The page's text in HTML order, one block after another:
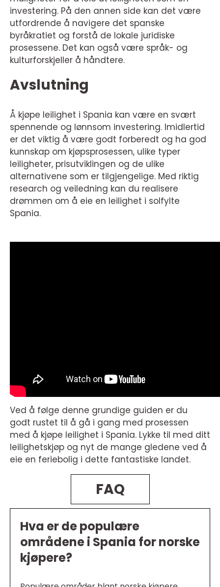
investering. På den annen side kan det være
utfordrende å navigere det spanske
byråkratiet og forstå de lokale juridiske
prosessene. Det kan også være språk- og
kulturforskjeller å håndtere.
Avslutning
Å kjøpe leilighet i Spania kan være en svært
spennende og lønnsom investering. Imidlertid
er det viktig å være godt forberedt og ha god
kunnskap om kjøpsprosessen, ulike typer
leiligheter, prisutviklingen og de ulike
alternativene som er tilgjengelige. Med riktig
research og veiledning kan du realisere
drømmen om å eie en leilighet i solfylte
Spania.
Ved å følge denne grundige guiden er du
godt rustet til å gå i gang med prosessen
med å kjøpe leilighet i Spania. Lykke til med ditt
leilighetskjøp og nyt de mange gledene ved å
eie en feriebolig i dette fantastiske landet.
FAQ
Hva er de populære
områdene i Spania for norske
kjøpere?